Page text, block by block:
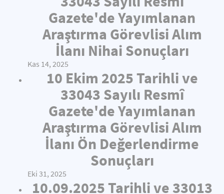
Gazete'de Yayımlanan
Araştırma Görevlisi Alım
İlanı Nihai Sonuçları
Kas 14, 2025
10 Ekim 2025 Tarihli ve
33043 Sayılı Resmî
Gazete'de Yayımlanan
Araştırma Görevlisi Alım
İlanı Ön Değerlendirme
Sonuçları
Eki 31, 2025
10.09.2025 Tarihli ve 33013